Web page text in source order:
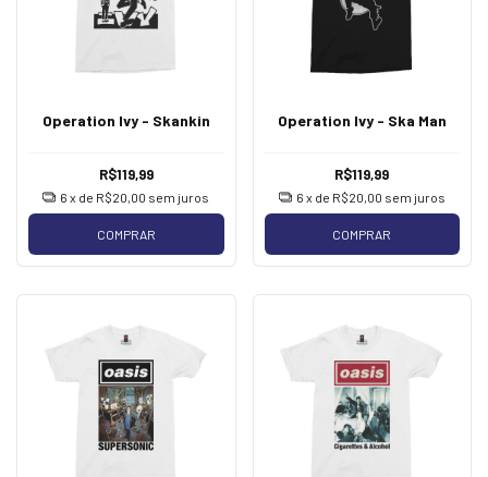
Operation Ivy - Skankin
R$119,99
6 x de R$20,00 sem juros
COMPRAR
Operation Ivy - Ska Man
R$119,99
6 x de R$20,00 sem juros
COMPRAR